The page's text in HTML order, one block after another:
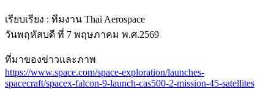
เรียบเรียง : ทีมงาน Thai Aerospace
วันพฤหัสบดี ที่ 7 พฤษภาคม พ.ศ.2569
ที่มาของข่าวและภาพ
https://www.space.com/space-exploration/launches-
spacecraft/spacex-falcon-9-launch-cas500-2-mission-45-satellites